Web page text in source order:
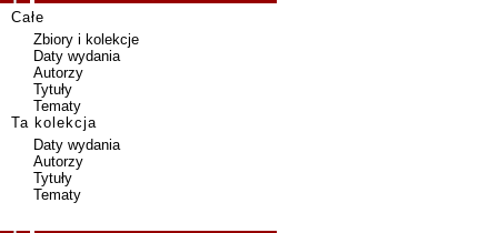
Całe
Zbiory i kolekcje
Daty wydania
Autorzy
Tytuły
Tematy
Ta kolekcja
Daty wydania
Autorzy
Tytuły
Tematy